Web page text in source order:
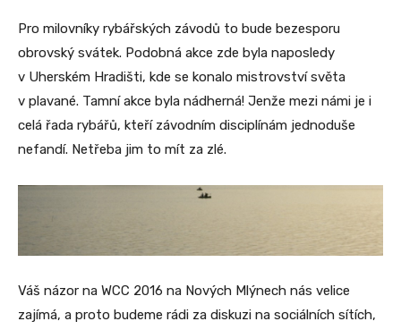
Pro milovníky rybářských závodů to bude bezesporu
obrovský svátek. Podobná akce zde byla naposledy
v Uherském Hradišti, kde se konalo mistrovství světa
v plavané. Tamní akce byla nádherná! Jenže mezi námi je i
celá řada rybářů, kteří závodním disciplínám jednoduše
nefandí. Netřeba jim to mít za zlé.
Váš názor na WCC 2016 na Nových Mlýnech nás velice
zajímá, a proto budeme rádi za diskuzi na sociálních sítích,